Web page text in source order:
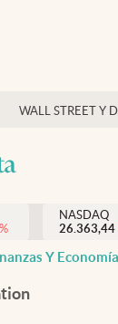
WALL STREET Y
%
NASDAQ
26.363,44
Y Economía